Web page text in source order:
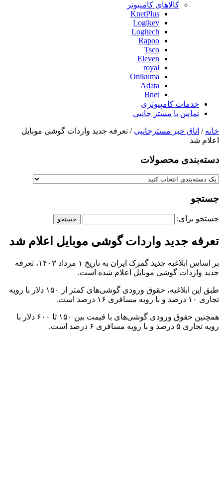
کالاهای کامپیوتر
KnetPlus
Logikey
Logitech
Rapoo
Tsco
Eleven
royal
Onikuma
Adata
Bnet
خدمات کامپیوتری
تماس با مستر جانبی
خانه / اتاق خبر مسترجانبی / تعرفه جدید واردات گوشی موبایل
اعلام شد
دسته‌بندی‌ محصولات
جستجو
جستجو برای:
تعرفه جدید واردات گوشی موبایل اعلام شد
بر اساس ابلاغیه جدید گمرک ایران به تاریخ ۱ مرداد ۱۴۰۳، تعرفه
جدید واردات گوشی موبایل اعلام شده است.
طبق این ابلاغیه، حقوق ورودی گوشی‌های کمتر از ۱۵۰ دلار با رویه
تجاری ۱۰ درصد و با رویه مسافری ۱۶ درصد است.
همچنین حقوق ورودی گوشی‌های با قیمت بین ۱۵۰ تا ۶۰۰ دلار با
رویه تجاری ۵ درصد و با رویه مسافری ۶ درصد است.